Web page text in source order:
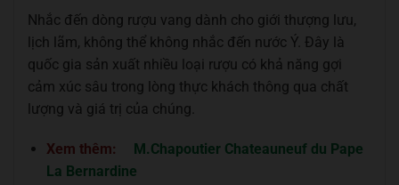
Nhắc đến dòng rượu vang dành cho giới thượng lưu,
lịch lãm, không thể không nhắc đến nước Ý. Đây là
quốc gia sản xuất nhiều loại rượu có khả năng gợi
cảm xúc sâu trong lòng thực khách thông qua chất
lượng và giá trị của chúng.
Xem thêm:
M.Chapoutier Chateauneuf du Pape
La Bernardine